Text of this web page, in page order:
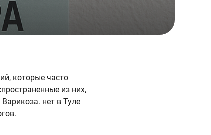
которые часто
из них,
нет в Туле